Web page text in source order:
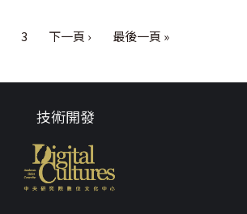
3 下一頁 › 最後一頁 »
技術開發